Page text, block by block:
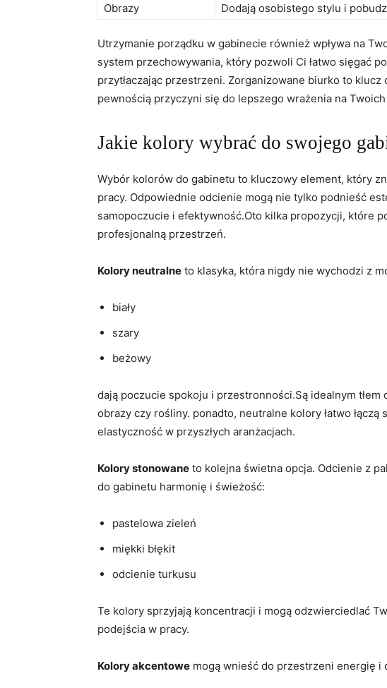
Obrazy
Dodają osobistego stylu i
Utrzymanie porządku⁢ w gabinecie⁣ również wpływa na
system przechowywania, który pozwoli​ Ci łatwo sięgać
⁣przytłaczając przestrzeni.‌ Zorganizowane biurko to​
pewnością przyczyni ‍się do ⁣lepszego ‌wrażenia na
Jakie kolory wybrać do swojego​
Wybór⁣ kolorów do gabinetu to ‌kluczowy element, który
⁤pracy. Odpowiednie odcienie mogą ‍nie tylko podnieść
samopoczucie i efektywność.Oto kilka propozycji, które
profesjonalną przestrzeń.
Kolory neutralne to ⁢klasyka, która nigdy nie wychodzi z
biały
szary
beżowy
dają ⁤poczucie spokoju i⁣ przestronności.Są ⁣idealnym
obrazy czy rośliny. ponadto, neutralne kolory‍ łatwo
elastyczność w przyszłych aranżacjach.
Kolory ‌stonowane ⁢to kolejna świetna opcja. Odcienie ⁤z
‌do​ gabinetu harmonię i świeżość:
pastelowa zieleń
miękki błękit
odcienie turkusu
Te kolory sprzyjają koncentracji i mogą odzwierciedlać
podejścia w pracy.
Kolory akcentowe mogą ‌wnieść do ‍przestrzeni energię i